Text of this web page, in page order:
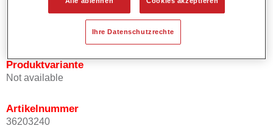
Mehrschicht- und Mehrfarbenlackierungen.
Produktvariante
Not available
Artikelnummer
36203240
Ihre Datenschutzrechte